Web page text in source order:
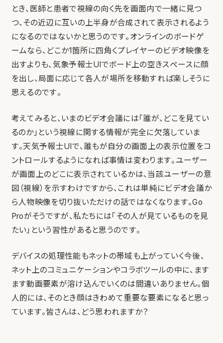
とき、医師と患者で視線の向く先を画面内で一緒に見つ
つ、その近辺に互いの上半身が合成されて表示されるよう
になるのではないかと思うのです。オンラインのボードゲ
ームなら、どこか1箇所に四角くプレイヤーのビデオ映像を
出すよりも、気象予報士UIでボード上の空きスペースに顔
を出し、局面に応じて各人が場所を移動すれば楽しそうに
思えるのです。
考えてみると、いまのビデオ会議には「誰が、どこを見てい
るのか」という視線に関する情報が完全に欠落していま
す。天気予報士UIで、誰もが自分の画面上の表示位置をコ
ントロールするようになれば事情は変わります。ユーザー
が画面上のどこに表示されているかは、当該ユーザーの意
図（視線）を示すわけですから、これは単純にビデオ会議か
ら人物映像を切り抜いただけの話ではなくなります。Go
Proがそうですが、私たちには「その人が見ているものを見
たい」という習性があると思うのです。
デバイスの処理性能もネットの帯域も上がっていく今後、
ネット上のコミュニケーションやコラボツールの中に、ます
ます動画要素が溶け込んでいくのは間違いありません。個
人的には、そのとき顔はきわめて重要な要素になると思っ
ています。皆さんは、どう思われますか？